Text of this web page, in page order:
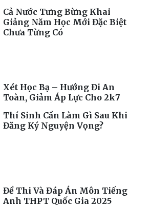
Cả Nước Tưng Bừng Khai
Giảng Năm Học Mới Đặc Biệt
Chưa Từng Có
Xét Học Bạ – Hướng Đi An
Toàn, Giảm Áp Lực Cho 2k7
Thí Sinh Cần Làm Gì Sau Khi
Đăng Ký Nguyện Vọng?
Đề Thi Và Đáp Án Môn Tiếng
Anh THPT Quốc Gia 2025